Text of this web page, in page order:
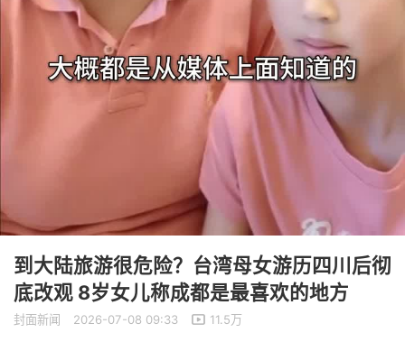
到大陆旅游很危险？台湾母女游历四川后彻
底改观 8岁女儿称成都是最喜欢的地方
封面新闻 2026-07-08 09:33 11.5万